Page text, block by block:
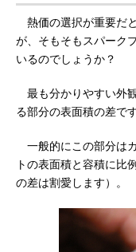
熱価の選択が重要だ
が、そもそもスパーク
いるのでしょうか？
最も分かりやすい外
る部分の表面積の差です
一般的にこの部分は
トの表面積と容積に比
の差は割愛します）。